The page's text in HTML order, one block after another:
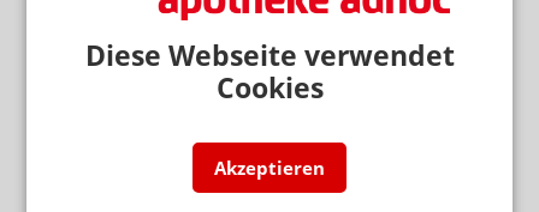
Diese Webseite verwendet
Cookies
Akzeptieren
Apothekenkette streicht Gratis-Botendienst
DEUTSCHER APOTHEKERTAG
Stoff für Zoff: Gegengutachten, Boten-
Honorar, Apothekenregister